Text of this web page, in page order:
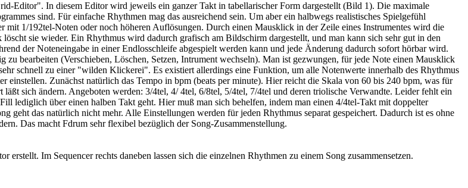
Editor". In diesem Editor wird jeweils ein ganzer Takt in tabellarischer Form dargestellt (Bild 1). Die maximale
sind. Für einfache Rhythmen mag das ausreichend sein. Um aber ein halbwegs realistisches Spielgefühl
1/192tel-Noten oder noch höheren Auflösungen. Durch einen Mausklick in der Zeile eines Instrumentes wird die
sie wieder. Ein Rhythmus wird dadurch grafisch am Bildschirm dargestellt, und man kann sich sehr gut in den
der Noteneingabe in einer Endlosschleife abgespielt werden kann und jede Änderung dadurch sofort hörbar wird.
bearbeiten (Verschieben, Löschen, Setzen, Intrument wechseln). Man ist gezwungen, für jede Note einen Mausklick
schnell zu einer "wilden Klickerei". Es existiert allerdings eine Funktion, um alle Notenwerte innerhalb des Rhythmus
einstellen. Zunächst natürlich das Tempo in bpm (beats per minute). Hier reicht die Skala von 60 bis 240 bpm, was für
sich ändern. Angeboten werden: 3/4tel, 4/ 4tel, 6/8tel, 5/4tel, 7/4tel und deren triolische Verwandte. Leider fehlt ein
lediglich über einen halben Takt geht. Hier muß man sich behelfen, indem man einen 4/4tel-Takt mit doppelter
geht das natürlich nicht mehr. Alle Einstellungen werden für jeden Rhythmus separat gespeichert. Dadurch ist es ohne
Das macht Fdrum sehr flexibel bezüglich der Song-Zusammenstellung.
Im Sequencer rechts daneben lassen sich die einzelnen Rhythmen zu einem Song zusammensetzen.